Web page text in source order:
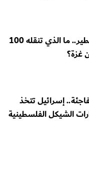
تحذير حقوقي خطير.. ما الذي تنقله 100
غزة؟
إسرائيل تتخذ
الشيكل الفلسطينية